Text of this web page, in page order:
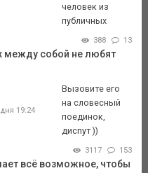
человек из
публичных
388 13
между собой не любят
19:24
Вызовите его
на словесный
поединок,
диспут ))
3117 153
всё возможное, чтобы